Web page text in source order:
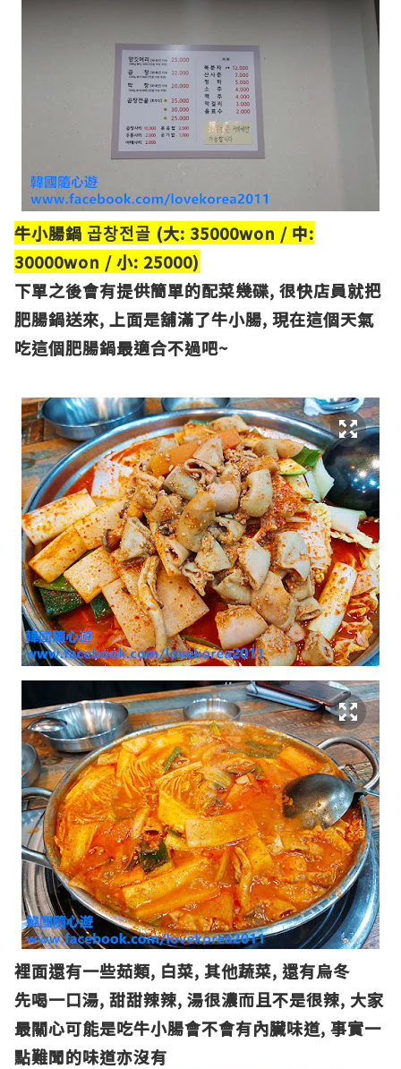
牛小腸鍋 곱창전골 (大: 35000won / 中:
30000won / 小: 25000)
下單之後會有提供簡單的配菜幾碟, 很快店員就把
肥腸鍋送來, 上面是舖滿了牛小腸, 現在這個天氣
吃這個肥腸鍋最適合不過吧~
裡面還有一些茹類, 白菜, 其他蔬菜, 還有烏冬
先喝一口湯, 甜甜辣辣, 湯很濃而且不是很辣, 大家
最關心可能是吃牛小腸會不會有內臟味道, 事實一
點難聞的味道亦沒有